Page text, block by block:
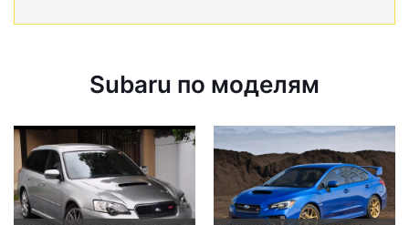
Subaru по моделям